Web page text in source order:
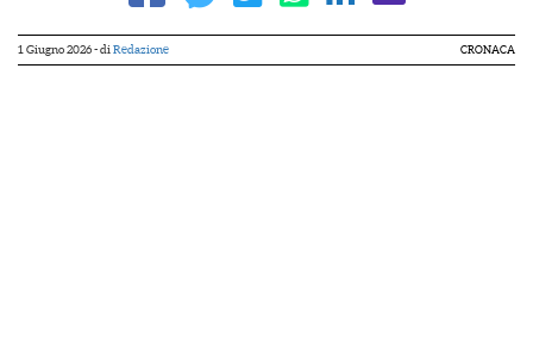
1 Giugno 2026- di Redazione CRONACA